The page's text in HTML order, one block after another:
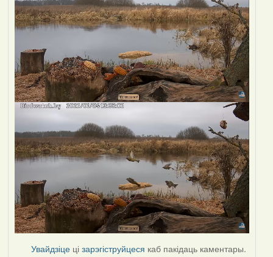
Увайдзіце цізарэгіструйцеся каб пакідаць каментары.